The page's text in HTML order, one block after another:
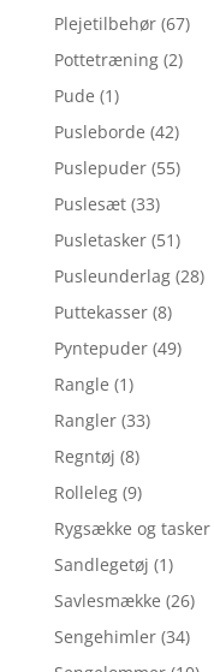
Plejetilbehør (67)
Pottetræning (2)
Pude (1)
Pusleborde (42)
Puslepuder (55)
Puslesæt (33)
Pusletasker (51)
Pusleunderlag (28)
Puttekasser (8)
Pyntepuder (49)
Rangle (1)
Rangler (33)
Regntøj (8)
Rolleleg (9)
Rygsække og tasker
Sandlegetøj (1)
Savlesmække (26)
Sengehimler (34)